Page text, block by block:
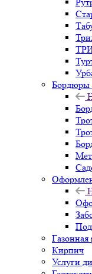
Бордюры
Газонная
Кирпич
Услуги